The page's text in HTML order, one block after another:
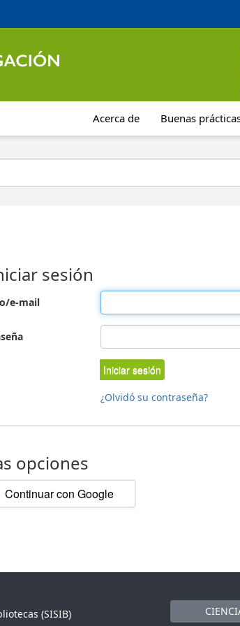
Acerca de Buenas
sesión
e-mail
Iniciar sesión
¿Olvidó su contraseña?
opciones
Continuar con Google
(SISIB)